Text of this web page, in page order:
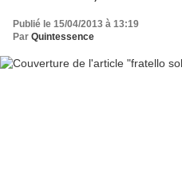
Publié le 15/04/2013 à 13:19
Par Quintessence